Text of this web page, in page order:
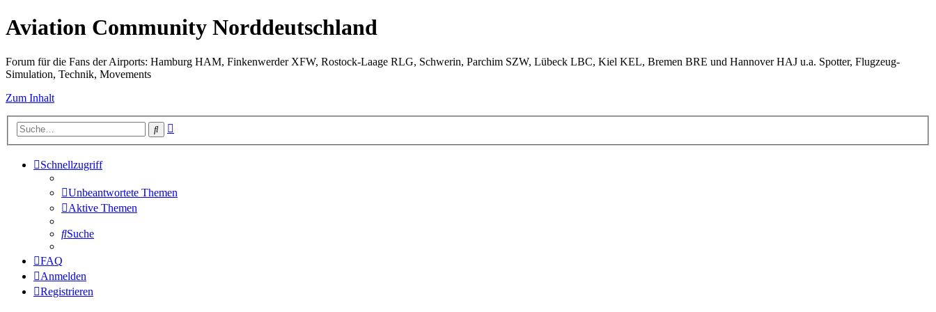
Aviation Community Norddeutschland
Forum für die Fans der Airports: Hamburg HAM, Finkenwerder XFW, Rostock-Laage RLG, Schwerin, Parchim SZW, Lübeck LBC, Kiel KEL, Bremen BRE und Hannover HAJ u.a. Spotter, Flugzeug-
Simulation, Technik, Movements
Zum Inhalt
Suche
Schnellzugriff
Unbeantwortete Themen
Aktive Themen
Suche
FAQ
Anmelden
Registrieren